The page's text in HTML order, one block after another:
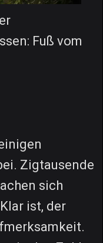
Fuß vom
Zigtausende
sich
ist, der